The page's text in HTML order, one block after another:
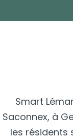
Smart
Saconnex, à
les résidents